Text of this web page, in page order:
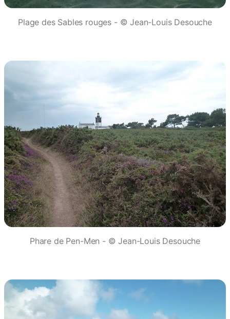
Plage des Sables rouges - © Jean-Louis Desouche
Phare de Pen-Men - © Jean-Louis Desouche